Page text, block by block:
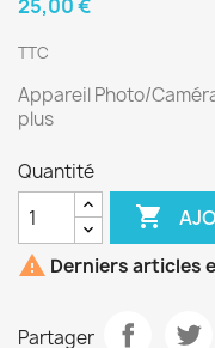
25,00 €
TTC
Appareil Photo/
plus
Quantité

 Derniers articles
Partager